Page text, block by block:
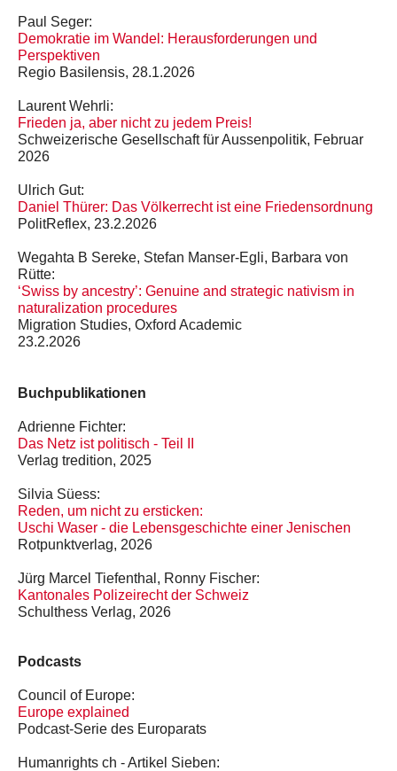
Paul Seger:
Demokratie im Wandel: Herausforderungen und
Perspektiven
Regio Basilensis, 28.1.2026
Laurent Wehrli:
Frieden ja, aber nicht zu jedem Preis!
Schweizerische Gesellschaft für Aussenpolitik, Februar
2026
Ulrich Gut:
Daniel Thürer: Das Völkerrecht ist eine Friedensordnung
PolitReflex, 23.2.2026
Wegahta B Sereke, Stefan Manser-Egli, Barbara von
Rütte:
‘Swiss by ancestry’: Genuine and strategic nativism in
naturalization procedures
Migration Studies, Oxford Academic
23.2.2026
Buchpublikationen
Adrienne Fichter:
Das Netz ist politisch - Teil II
Verlag tredition, 2025
Silvia Süess:
Reden, um nicht zu ersticken:
Uschi Waser - die Lebensgeschichte einer Jenischen
Rotpunktverlag, 2026
Jürg Marcel Tiefenthal, Ronny Fischer:
Kantonales Polizeirecht der Schweiz
Schulthess Verlag, 2026
Podcasts
Council of Europe:
Europe explained
Podcast-Serie des Europarats
Humanrights ch - Artikel Sieben: